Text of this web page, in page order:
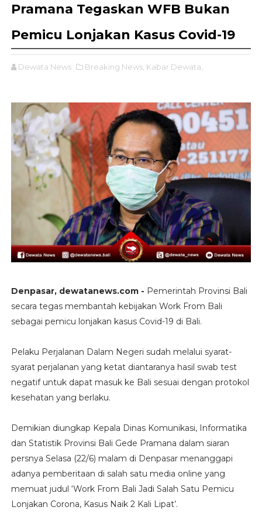
Pramana Tegaskan WFB Bukan
Pemicu Lonjakan Kasus Covid-19
Dewata News Breaking News, Kabar Dewata,
Denpasar, dewatanews.com - Pemerintah Provinsi Bali
secara tegas membantah kebijakan Work From Bali
sebagai pemicu lonjakan kasus Covid-19 di Bali.
Pelaku Perjalanan Dalam Negeri sudah melalui syarat-
syarat perjalanan yang ketat diantaranya hasil swab test
negatif untuk dapat masuk ke Bali sesuai dengan protokol
kesehatan yang berlaku.
Demikian diungkap Kepala Dinas Komunikasi, Informatika
dan Statistik Provinsi Bali Gede Pramana dalam siaran
persnya Selasa (22/6) malam di Denpasar menanggapi
adanya pemberitaan di salah satu media online yang
memuat judul ‘Work From Bali Jadi Salah Satu Pemicu
Lonjakan Corona, Kasus Naik 2 Kali Lipat’.